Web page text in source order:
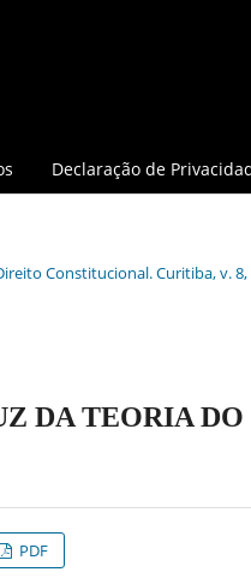
Declaração de
Constitucional. Curitiba, v. 8,
DA TEORIA DO
PDF